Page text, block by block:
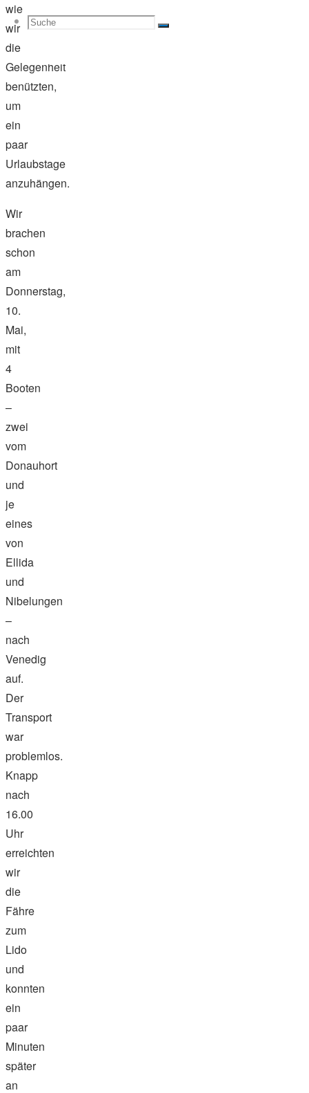
Suche
Suchen
Suche
wie
wir
die
Gelegenheit
benützten,
um
ein
paar
Urlaubstage
anzuhängen.
Wir
brachen
schon
am
Donnerstag,
10.
Mai,
mit
4
Booten
–
zwei
vom
Donauhort
und
je
eines
von
Ellida
und
Nibelungen
–
nach
Venedig
auf.
Der
Transport
war
problemlos.
Knapp
nach
16.00
Uhr
erreichten
wir
die
Fähre
zum
Lido
und
konnten
ein
paar
Minuten
später
an